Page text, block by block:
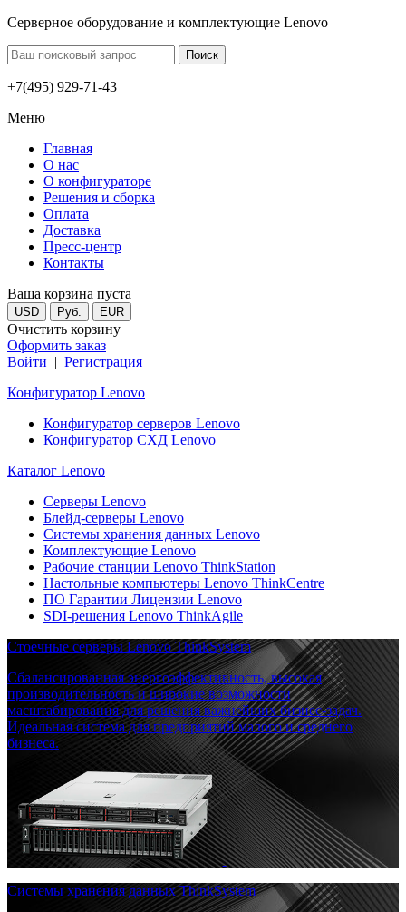
Серверное оборудование и комплектующие Lenovo
+7(495) 929-71-43
Меню
Главная
О нас
О конфигураторе
Решения и сборка
Оплата
Доставка
Пресс-центр
Контакты
Ваша корзина пуста
USD Руб. EUR
Очистить корзину
Оформить заказ
Войти | Регистрация
Конфигуратор Lenovo
Конфигуратор серверов Lenovo
Конфигуратор СХД Lenovo
Каталог Lenovo
Серверы Lenovo
Блейд-серверы Lenovo
Системы хранения данных Lenovo
Комплектующие Lenovo
Рабочие станции Lenovo ThinkStation
Настольные компьютеры Lenovo ThinkCentre
ПО Гарантии Лицензии Lenovo
SDI-решения Lenovo ThinkAgile
Стоечные серверы Lenovo ThinkSystem
Сбалансированная энергоэффективность, высокая
производительность и широкие возможности
масштабирования для решения важнейших бизнес-задач.
Идеальная система для предприятий малого и среднего
бизнеса.
Системы хранения данных ThinkSystem